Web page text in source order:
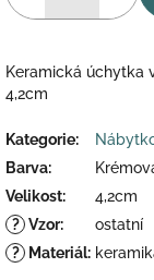
Keramická úchytka
4,2cm
Kategorie:
Barva:
Velikost:
4,2cm
? Vzor:
ostatní
?
Materiál: